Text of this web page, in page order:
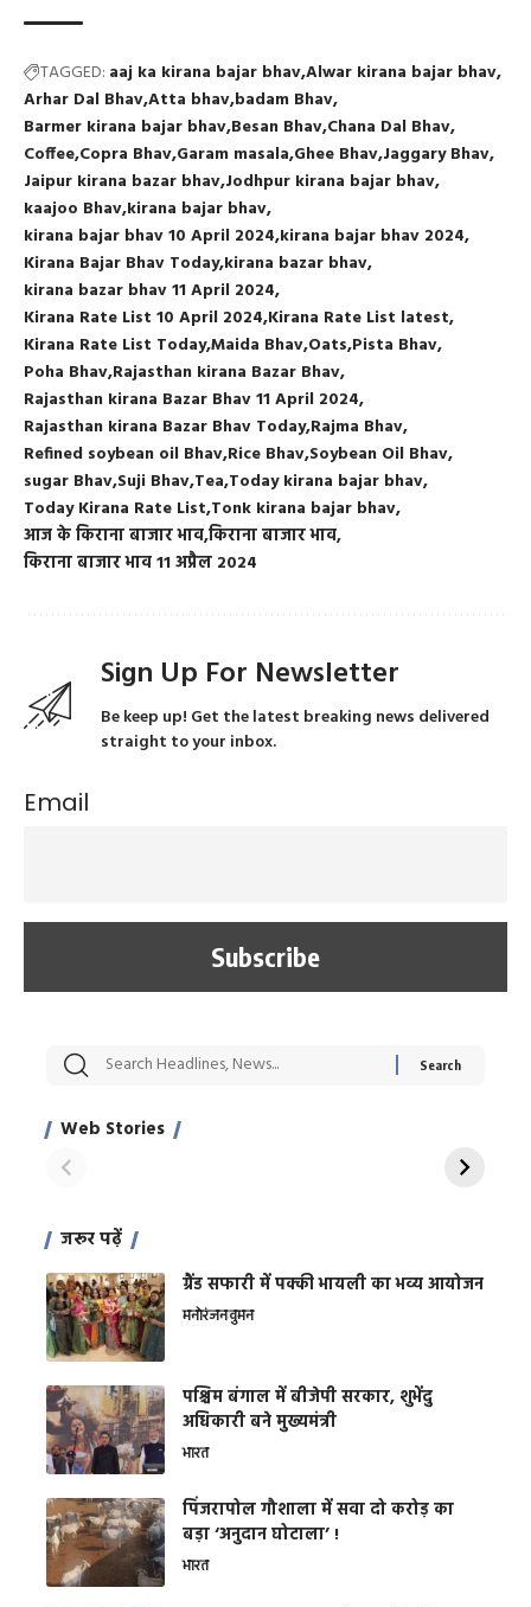
TAGGED: aaj ka kirana bajar bhavAlwar kirana bajar bhav
Arhar Dal BhavAtta bhav badam Bhav
Barmer kirana bajar bhav Besan Bhav Chana Dal Bhav
Coffee Copra Bhav Garam masala Ghee Bhav Jaggary Bhav
Jaipur kirana bazar bhav Jodhpur kirana bajar bhav
kaajoo Bhav kirana bajar bhav
kirana bajar bhav 10 April 2024 kirana bajar bhav 2024
Kirana Bajar Bhav Today kirana bazar bhav
kirana bazar bhav 11 April 2024
Kirana Rate List 10 April 2024 Kirana Rate List latest
Kirana Rate List TodayMaida Bhav Oats Pista Bhav
Poha Bhav Rajasthan kirana Bazar Bhav
Rajasthan kirana Bazar Bhav 11 April 2024
Rajasthan kirana Bazar Bhav Today Rajma Bhav
Refined soybean oil Bhav Rice Bhav Soybean Oil Bhav
sugar Bhav Suji Bhav Tea Today kirana bajar bhav
Today Kirana Rate List Tonk kirana bajar bhav
आज के किराना बाजार भावकिराना बाजार भाव
किराना बाजार भाव 11 अप्रैल 2024
Sign Up For Newsletter
Be keep up! Get the latest breaking news delivered
straight to your inbox.
Email
Web Stories
सट्टेबाजी में अरेस्ट हुए
साहिल खान
रोज एक कच्चे लहसुन
जरूर पढ़ें
ग्रैंड सफारी में पक्की भायली का भव्य आयोजन
मनोरंजनवुमन
पश्चिम बंगाल में बीजेपी सरकार, शुभेंदु
अधिकारी बने मुख्यमंत्री
भारत
​पिंजरापोल गौशाला में सवा दो करोड़ का
बड़ा ‘अनुदान घोटाला’ !
भारत